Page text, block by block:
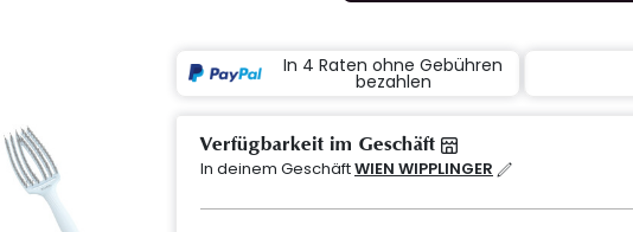
In 4 Raten ohne Gebühren
bezahlen
Verfügbarkeit im Geschäft
In deinem GeschäftWIEN WIPPLINGER